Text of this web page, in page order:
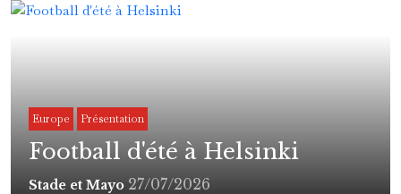
Europe Présentation
Football d'été à Helsinki
Stade et Mayo 27/07/2026